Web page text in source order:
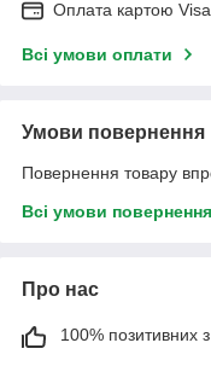
Оплата картою
Всі умови оплати
Умови повернення
Повернення товару
Всі умови повернення
Про нас
100% позитивних з